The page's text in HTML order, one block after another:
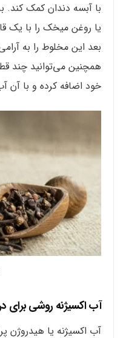
با آبسه دندان کمک کند.
یا روغن میخک را با یک
بعد این مخلوط را به
همچنین می‌توانید چند
خود اضافه کرده و با آن
آب اکسیژنه روشی برای
آب اکسیژنه یا هیدروژن